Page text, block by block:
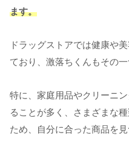
ます。
ドラッグストアでは健康や
ており、激落ちくんもその
特に、家庭用品やクリーニ
ることが多く、さまざまな
ため、自分に合った商品を見